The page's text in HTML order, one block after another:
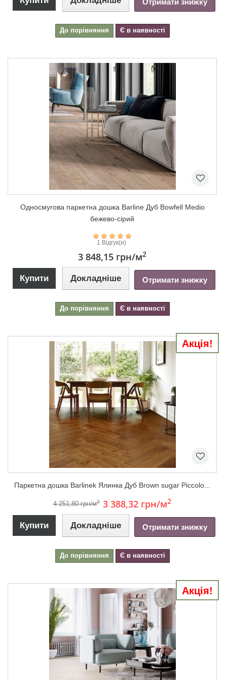
До порівняння Є в наявності
Односмугова паркетна дошка Barline Дуб Bowfell Medio
бежево-сірий
1 Відгук(и)
3 848,15 грн/м2
Купити Докладніше Отримати знижку
До порівняння Є в наявності
Акція!
Паркетна дошка Barlinek Ялинка Дуб Brown sugar Piccolo...
4 251,80 грн/м2 3 388,32 грн/м2
Купити Докладніше Отримати знижку
До порівняння Є в наявності
Акція!